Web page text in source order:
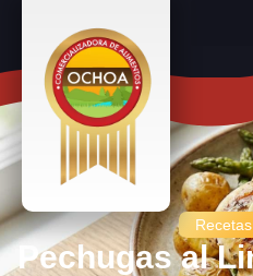
Recetas,
Pechugas al